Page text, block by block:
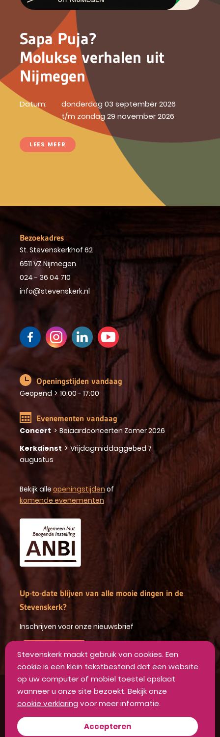
Sapa Puja?
Molukse verhalen uit
Nijmegen
Datum:
donderdag 03 september 2026
t/m zondag 29 november 2026
LEES MEER
Bezoekadres
St. Stevenskerkhof 62
6511 VZ Nijmegen
024 - 36 04 710
info@stevenskerk.nl
Openingstijden vandaag
Geopend > 10:00 - 17:00
Evenementen vandaag
Concert > Beiaardconcerten Zomer 2026
Kerkdienst > Vrijdagmiddaggebed 7
augustus
Bekijk alle openingstijden of
komende evenementen
Up-to-date blijven van alle mooie dingen in de
Stevenskerk?
Inschrijven voor onze nieuwsbrief
Algemene voorwaarden
Privacyverklaring
Disclaimer
Stevenskerk maakt gebruik van cookies. Een
cookie is een klein tekstbestand dat een website
op uw computer of mobiel toestel opslaat
wanneer u onze site bezoekt. Bekijk onze
cookie verklaring voor meer informatie.
Accepteren